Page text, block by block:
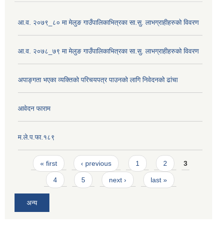
आ.व. २०७९_८० मा मेलुङ गाउँपालिकाभित्रका सा.सु. लाभग्राहीहरुको विवरण
आ.व. २०७८_७९ मा मेलुङ गाउँपालिकाभित्रका सा.सु. लाभग्राहीहरुको विवरण
अपाङ्गता भएका व्यक्तिको परिचयपत्र पाउनको लागि निवेदनको ढांचा
आवेदन फाराम
म.ले.प.फा.१८९
Pages
« first ‹ previous 1 2 3
4 5 next › last »
अन्य